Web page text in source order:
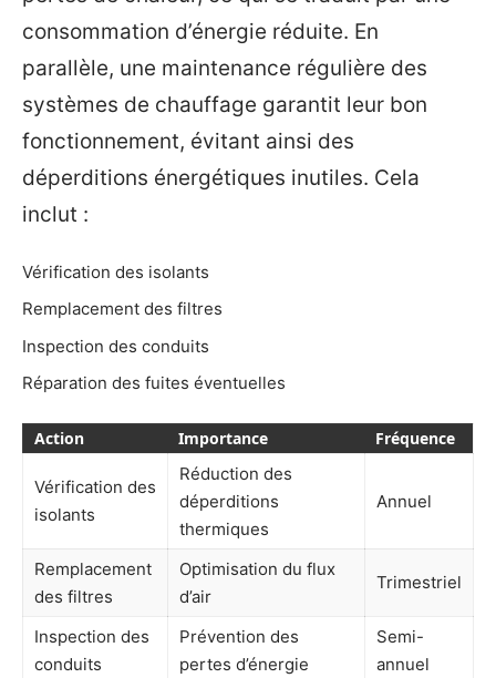
consommation d’énergie réduite. En
parallèle, une maintenance régulière des
systèmes de chauffage garantit leur bon
fonctionnement, évitant ainsi des
déperditions énergétiques inutiles. Cela
inclut :
Vérification des isolants
Remplacement des filtres
Inspection des conduits
Réparation des fuites éventuelles
Action Importance Fréquence
Vérification des
isolants
Réduction des
déperditions
thermiques
Annuel
Remplacement
des filtres
Optimisation du flux
d’air
Trimestriel
Inspection des
conduits
Prévention des
pertes d’énergie
Semi-
annuel